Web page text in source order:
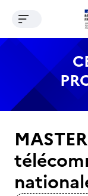
ContenuOuvrir le